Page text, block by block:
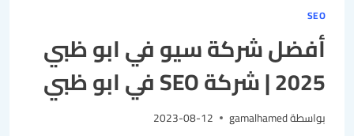
SEO
أفضل شركة سيو في ابو ظبي
2025 | شركة SEO في ابو ظبي
بواسطةgamalhamed
2023-08-12